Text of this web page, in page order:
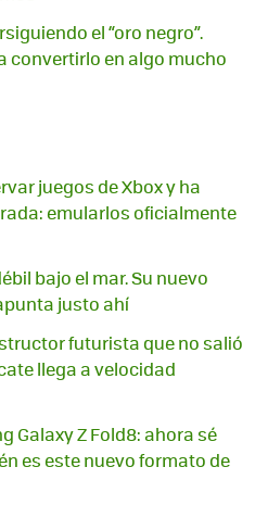
el “oro negro”.
convertirlo en algo mucho
juegos de Xbox y ha
emularlos oficialmente
bajo el mar. Su nuevo
justo ahí
futurista que no salió
llega a velocidad
Galaxy Z Fold8: ahora sé
es este nuevo formato de